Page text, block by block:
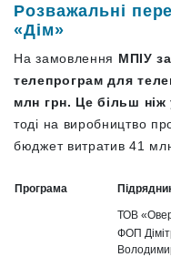
Розважальні
«‎Дім»
На замовлення ‎МПІУ
телепрограм для
млн грн. Це більш ніж
тоді на виробництво
бюджет витратив 41 млн
Програма
ТОВ
ФОП